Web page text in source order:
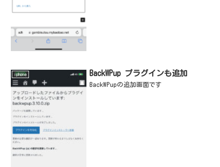
iphone BackWPup プラグインも追加
BackWPupの追加画面です